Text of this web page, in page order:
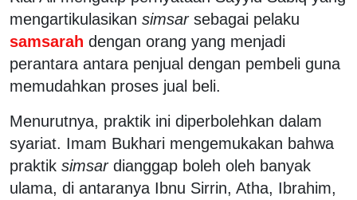
mengartikulasikan simsarsebagai pelaku
samsarah dengan orang yang menjadi
perantara antara penjual dengan pembeli guna
memudahkan proses jual beli.
Menurutnya, praktik ini diperbolehkan dalam
syariat. Imam Bukhari mengemukakan bahwa
praktik simsardianggap boleh oleh banyak
ulama, di antaranya Ibnu Sirrin, Atha, Ibrahim,